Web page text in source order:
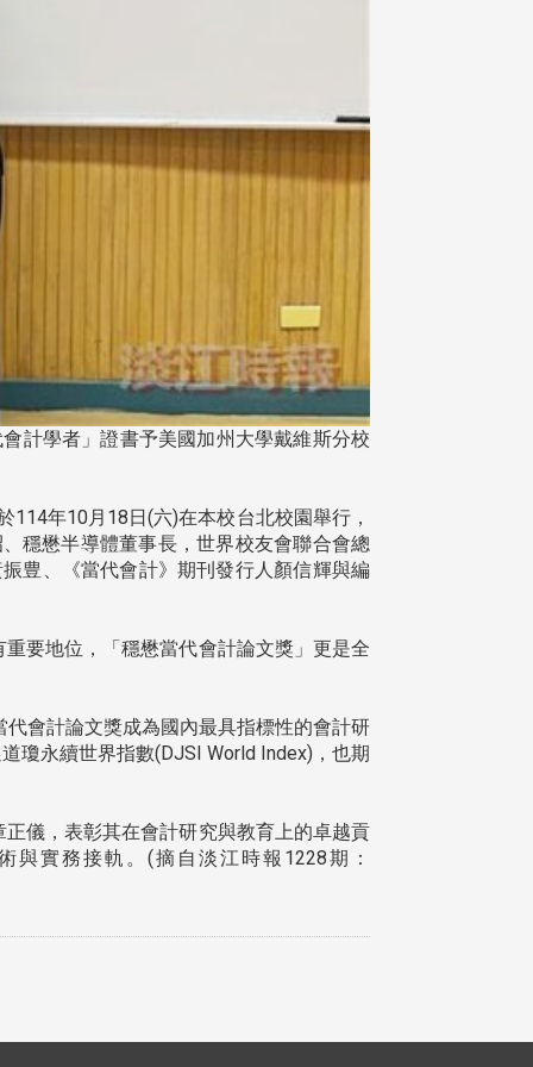
計學者」證書予美國加州大學戴維斯分校
年10月18日(六)在本校台北校園舉行，
穩懋半導體董事長，世界校友會聯合會總
豊、《當代會計》期刊發行人顏信輝與編
要地位，「穩懋當代會計論文獎」更是全
會計論文獎成為國內最具指標性的會計研
瓊永續世界指數(DJSI World Index)，也期
儀，表彰其在會計研究與教育上的卓越貢
實務接軌。(摘自淡江時報1228期：